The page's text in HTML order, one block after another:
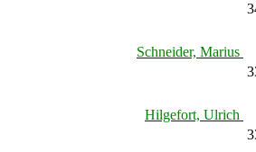
Schneider, Marius
Hilgefort, Ulrich